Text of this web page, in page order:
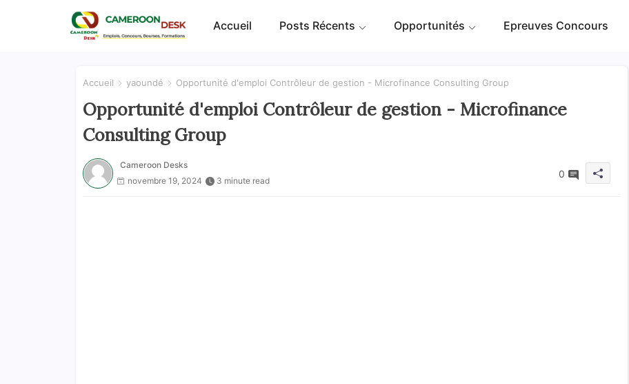
Accueil Posts Récents Opportunités Epreuves Concours
Accueil yaoundé Opportunité d'emploi Contrôleur de gestion - Microfinance Consulting Group
Opportunité d'emploi Contrôleur de gestion - Microfinance
Consulting Group
Cameroon Desks
novembre 19, 2024
3 minute read
0